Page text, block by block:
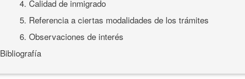
4. Calidad de inmigrado
5. Referencia a ciertas modalidades de los trámites
6. Observaciones de interés
Bibliografía